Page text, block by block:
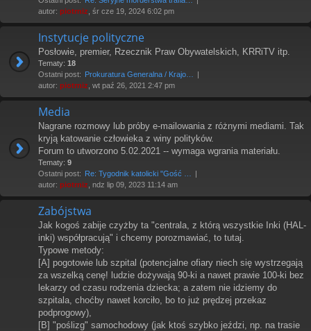
autor: piotrniz , śr cze 19, 2024 6:02 pm
Instytucje polityczne
Posłowie, premier, Rzecznik Praw Obywatelskich, KRRiTV itp.
Tematy: 18
Ostatni post: Prokuratura Generalna / Krajo…
autor: piotrniz , wt paź 26, 2021 2:47 pm
Media
Nagrane rozmowy lub próby e-mailowania z różnymi mediami. Tak
kryją katowanie człowieka z winy polityków.
Forum to utworzono 5.02.2021 -- wymaga wgrania materiału.
Tematy: 9
Ostatni post: Re: Tygodnik katolicki "Gość …
autor: piotrniz , ndz lip 09, 2023 11:14 am
Zabójstwa
Jak kogoś zabije czyżby ta "centrala, z którą wszystkie Inki (HAL-
inki) współpracują" i chcemy porozmawiać, to tutaj.
Typowe metody:
[A] pogotowie lub szpital (potencjalne ofiary niech się wystrzegają
za wszelką cenę! ludzie dożywają 90-ki a nawet prawie 100-ki bez
lekarzy od czasu rodzenia dziecka; a zatem nie idziemy do
szpitala, choćby nawet korciło, bo to już prędzej przekaz
podprogowy),
[B] "poślizg" samochodowy (jak ktoś szybko jeździ, np. na trasie